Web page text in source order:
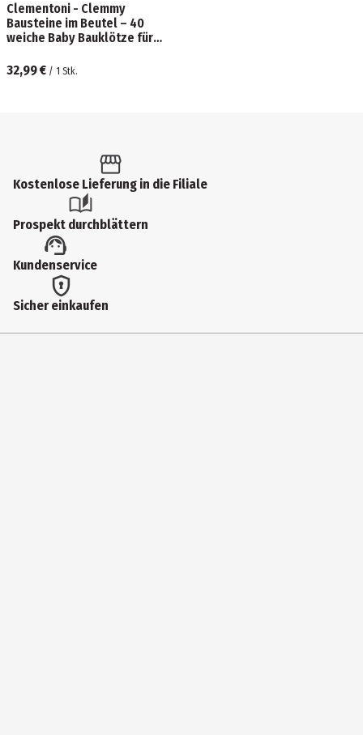
Clementoni - Clemmy
Bausteine im Beutel – 40
weiche Baby Bauklötze für
32,99 € / 1 Stk.
Kostenlose Lieferung in die Filiale
Prospekt durchblättern
Kundenservice
Sicher einkaufen